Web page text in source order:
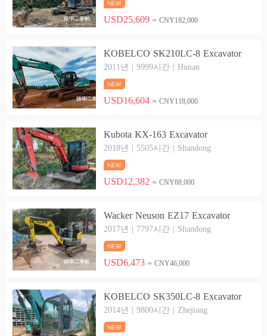
USD25,609 ≈ CNY182,000
KOBELCO SK210LC-8 Excavator
2011년 | 9999시간 | Hunan
USD16,604 ≈ CNY118,000
Kubota KX-163 Excavator
2018년 | 5505시간 | Shandong
USD12,382 ≈ CNY88,000
Wacker Neuson EZ17 Excavator
2017년 | 7797시간 | Shandong
USD6,473 ≈ CNY46,000
KOBELCO SK350LC-8 Excavator
2014년 | 9800시간 | Zhejiang